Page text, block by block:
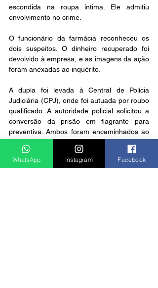
escondida na roupa íntima. Ele admitiu
envolvimento no crime.
O funcionário da farmácia reconheceu os
dois suspeitos. O dinheiro recuperado foi
devolvido à empresa, e as imagens da ação
foram anexadas ao inquérito.
A dupla foi levada à Central de Polícia
Judiciária (CPJ), onde foi autuada por roubo
qualificado. A autoridade policial solicitou a
conversão da prisão em flagrante para
preventiva. Ambos foram encaminhados ao
aguardarão audiência de custódia.
Notícias
WhatsApp Instagram Facebook